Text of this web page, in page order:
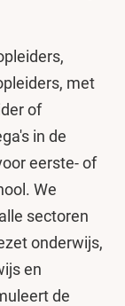
met
of
in de
eerste- of
We
sectoren
onderwijs,
en
de